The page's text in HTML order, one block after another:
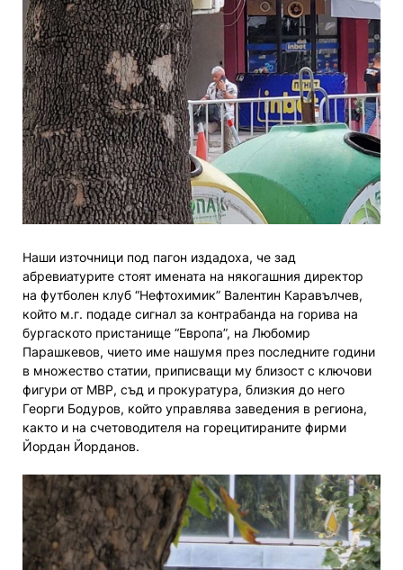
Наши източници под пагон издадоха, че зад
абревиатурите стоят имената на някогашния директор
на футболен клуб “Нефтохимик” Валентин Каравълчев,
който м.г. подаде сигнал за контрабанда на горива на
бургаското пристанище “Европа”, на Любомир
Парашкевов, чието име нашумя през последните години
в множество статии, приписващи му близост с ключови
фигури от МВР, съд и прокуратура, близкия до него
Георги Бодуров, който управлява заведения в региона,
както и на счетоводителя на горецитираните фирми
Йордан Йорданов.